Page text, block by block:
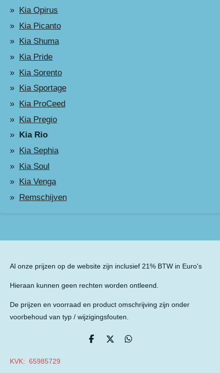
Kia Opirus
Kia Picanto
Kia Shuma
Kia Pride
Kia Sorento
Kia Sportage
Kia ProCeed
Kia Pregio
Kia Rio
Kia Sephia
Kia Soul
Kia Venga
Remschijven
Al onze prijzen op de website zijn inclusief 21% BTW in Euro's
Hieraan kunnen geen rechten worden ontleend.
De prijzen en voorraad en product omschrijving zijn onder
voorbehoud van typ / wijzigingsfouten.
D
D
D
KVK: 65985729